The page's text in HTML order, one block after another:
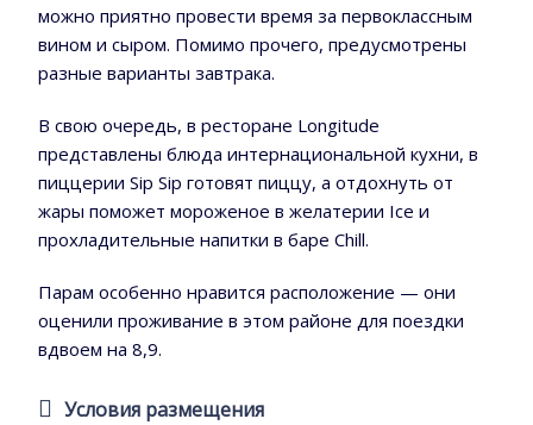
можно приятно провести время за первоклассным
вином и сыром. Помимо прочего, предусмотрены
разные варианты завтрака.
В свою очередь, в ресторане Longitude
представлены блюда интернациональной кухни, в
пиццерии Sip Sip готовят пиццу, а отдохнуть от
жары поможет мороженое в желатерии Ice и
прохладительные напитки в баре Chill.
Парам особенно нравится расположение — они
оценили проживание в этом районе для поездки
вдвоем на 8,9.
Условия размещения